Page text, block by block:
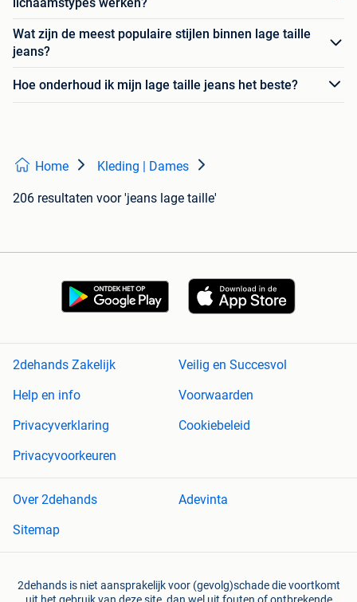
lichaamstypes werken?
Wat zijn de meest populaire stijlen binnen lage taille
jeans?
Hoe onderhoud ik mijn lage taille jeans het beste?
Home Kleding | Dames
206 resultaten voor 'jeans lage taille'
2dehands Zakelijk
Veilig en Succesvol
Help en info
Voorwaarden
Privacyverklaring
Cookiebeleid
Privacyvoorkeuren
Over 2dehands
Adevinta
Sitemap
2dehands is niet aansprakelijk voor (gevolg)schade die voortkomt